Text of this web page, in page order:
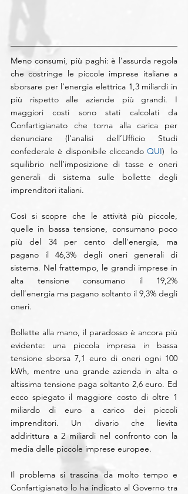
Meno consumi, più paghi: è l’assurda regola
che costringe le piccole imprese italiane a
sborsare per l’energia elettrica 1,3 miliardi in
più rispetto alle aziende più grandi. I
maggiori costi sono stati calcolati da
Confartigianato che torna alla carica per
denunciare (l’analisi dell’Ufficio Studi
confederale è disponibile cliccando QUI)  lo
squilibrio nell’imposizione di tasse e oneri
generali di sistema sulle bollette degli
imprenditori italiani.
Così si scopre che le attività più piccole,
quelle in bassa tensione, consumano poco
più del 34 per cento dell’energia, ma
pagano il 46,3% degli oneri generali di
sistema. Nel frattempo, le grandi imprese in
alta tensione consumano il 19,2%
dell’energia ma pagano soltanto il 9,3% degli
oneri.
Bollette alla mano, il paradosso è ancora più
evidente: una piccola impresa in bassa
tensione sborsa 7,1 euro di oneri ogni 100
kWh, mentre una grande azienda in alta o
altissima tensione paga soltanto 2,6 euro. Ed
ecco spiegato il maggiore costo di oltre 1
miliardo di euro a carico dei piccoli
imprenditori. Un divario che lievita
addirittura a 2 miliardi nel confronto con la
media delle piccole imprese europee.
Il problema si trascina da molto tempo e
Confartigianato lo ha indicato al Governo tra